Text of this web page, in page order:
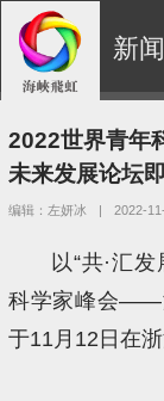
新闻
2022世界青年
未来发展论坛
编辑：左妍冰 | 2022-
以“共·汇
科学家峰会——
于11月12日在浙